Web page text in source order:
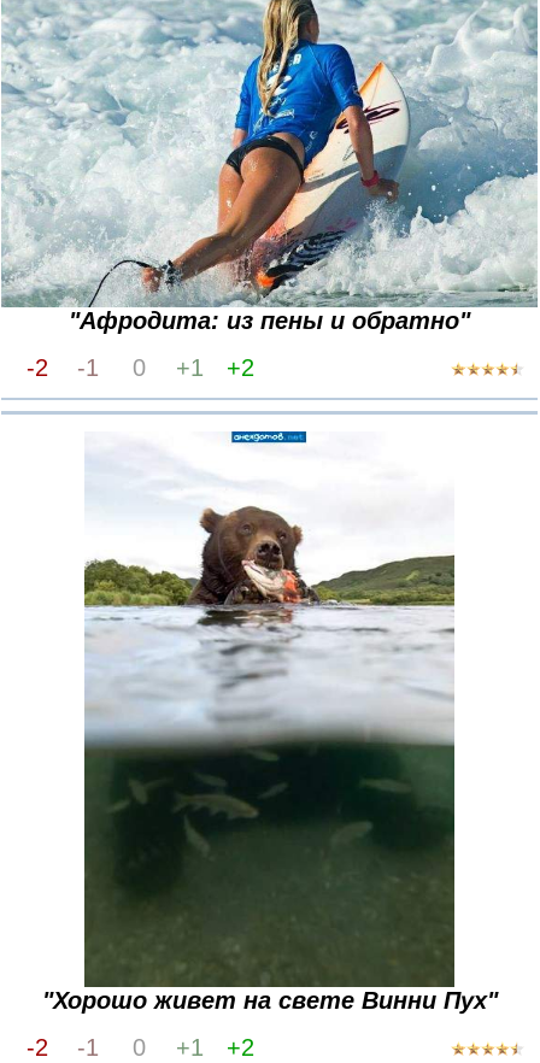
"Афродита: из пены и обратно"
-2
-1 0 +1 +2
"Хорошо живет на свете Винни Пух"
-2
-1 0 +1 +2